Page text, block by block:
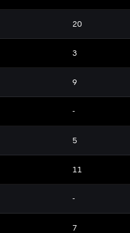
20
3
9
-
5
11
-
7